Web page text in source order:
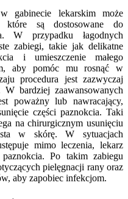
gabinecie lekarskim może
które są dostosowane do
W przypadku łagodnych
zabiegi, takie jak delikatne
i umieszczenie małego
aby pomóc mu rosnąć w
procedura jest zazwyczaj
bardziej zaawansowanych
poważny lub nawracający,
części paznokcia. Taki
na chirurgicznym usunięciu
w skórę. W sytuacjach
mimo leczenia, lekarz
Po takim zabiegu
pielęgnacji rany oraz
aby zapobiec infekcjom.